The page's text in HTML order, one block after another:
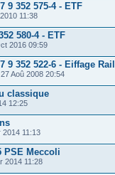
9 352 575-4 - ETF
11:38
580-4 - ETF
2016 09:59
9 352 522-6 - Eiffage
Aoû 2008 20:54
classique
12:25
2014 11:13
PSE Meccoli
2014 11:28